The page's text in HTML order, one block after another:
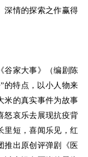
深情的探索之作赢得
家大事》（编剧陈
的特点，以小人物来
米的真实事件为故事
怒哀乐去展现抗疫背
里短，喜闻乐见，红
推出原创评弹剧《医